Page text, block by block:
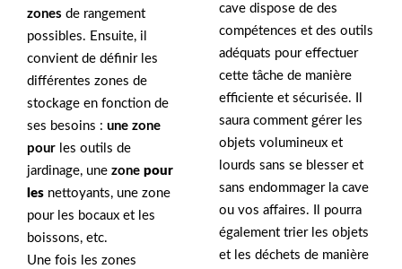
zones de rangement
possibles. Ensuite, il
convient de définir les
différentes zones de
stockage en fonction de
ses besoins : une zone
pour les outils de
jardinage, une zone pour
les nettoyants, une zone
pour les bocaux et les
boissons, etc.
Une fois les zones
cave dispose de des
compétences et des outils
adéquats pour effectuer
cette tâche de manière
efficiente et sécurisée. Il
saura comment gérer les
objets volumineux et
lourds sans se blesser et
sans endommager la cave
ou vos affaires. Il pourra
également trier les objets
et les déchets de manière